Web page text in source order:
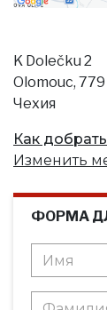
K Dolečku 2
Olomouc,
Чехия
Как
Изменить
ФОРМА